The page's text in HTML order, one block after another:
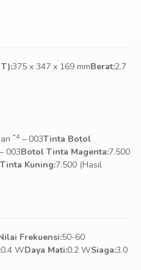
375 x 347 x 169 mmBerat:2.7
*4 – 003Tinta Botol
– 003Botol Tinta Magenta:7.500
Kuning:7.500 (Hasil
Frekuensi:50-60
0.4 WDaya Mati:0.2 WSiaga:3.0